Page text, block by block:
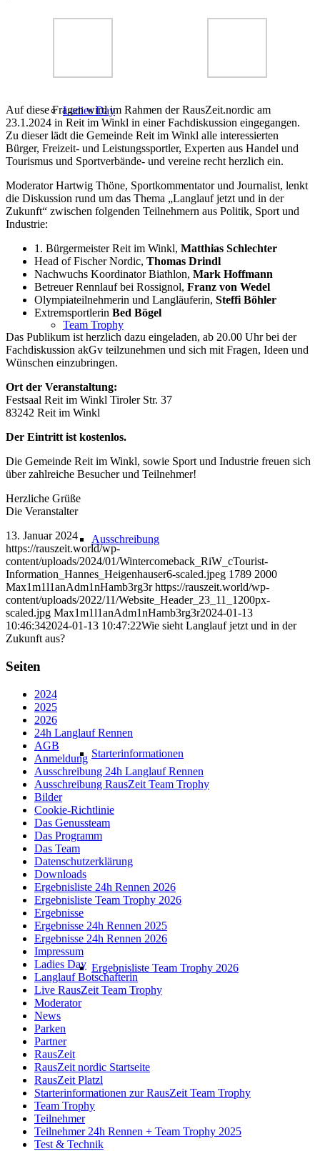
Ladies Day
Team Trophy
Ausschreibung
Starterinformationen
Ergebnisliste Team Trophy 2026
Auf diese Fragen wird im Rahmen der RausZeit.nordic am
23.1.2024 in Reit im Winkl in einer Fachdiskussion eingegangen.
Zu dieser lädt die Gemeinde Reit im Winkl alle interessierten
Bürger, Freizeit- und Leistungssportler, Experten aus Handel und
Tourismus und Sportverbände- und vereine recht herzlich ein.
Moderator Hartwig Thöne, Sportkommentator und Journalist, lenkt
die Diskussion rund um das Thema „Langlauf jetzt und in der
Zukunft“ zwischen folgenden Teilnehmern aus Politik, Sport und
Industrie:
1. Bürgermeister Reit im Winkl, Matthias Schlechter
Head of Fischer Nordic, Thomas Drindl
Nachwuchs Koordinator Biathlon, Mark Hoffmann
Betreuer Rennlauf bei Rossignol, Franz von Wedel
Olympiateilnehmerin und Langläuferin, Steffi Böhler
Extremsportlerin Bed Bögel
Das Publikum ist herzlich dazu eingeladen, ab 20.00 Uhr bei der
Fachdiskussion akGv teilzunehmen und sich mit Fragen, Ideen und
Wünschen einzubringen.
Ort der Veranstaltung:
Festsaal Reit im Winkl Tiroler Str. 37
83242 Reit im Winkl
Der Eintritt ist kostenlos.
Die Gemeinde Reit im Winkl, sowie Sport und Industrie freuen sich
über zahlreiche Besucher und Teilnehmer!
Herzliche Grüße
Die Veranstalter
13. Januar 2024
https://rauszeit.world/wp-
content/uploads/2024/01/Wintercomeback_RiW_cTourist-
Information_Hannes_Heigenhauser6-scaled.jpeg 1789 2000
Max1m1l1anAdm1nHamb3rg3r https://rauszeit.world/wp-
content/uploads/2022/11/Website_Header_23_11_1200px-
scaled.jpg Max1m1l1anAdm1nHamb3rg3r2024-01-13
10:46:342024-01-13 10:47:22Wie sieht Langlauf jetzt und in der
Zukunft aus?
Seiten
2024
2025
2026
24h Langlauf Rennen
AGB
Anmeldung
Ausschreibung 24h Langlauf Rennen
Ausschreibung RausZeit Team Trophy
Bilder
Cookie-Richtlinie
Das Genussteam
Das Programm
Das Team
Datenschutzerklärung
Downloads
Ergebnisliste 24h Rennen 2026
Ergebnisliste Team Trophy 2026
Ergebnisse
Ergebnisse 24h Rennen 2025
Ergebnisse 24h Rennen 2026
Impressum
Ladies Day
Langlauf Botschafterin
Live RausZeit Team Trophy
Moderator
News
Parken
Partner
RausZeit
RausZeit nordic Startseite
RausZeit Platzl
Starterinformationen zur RausZeit Team Trophy
Team Trophy
Teilnehmer
Teilnehmer 24h Rennen + Team Trophy 2025
Test & Technik